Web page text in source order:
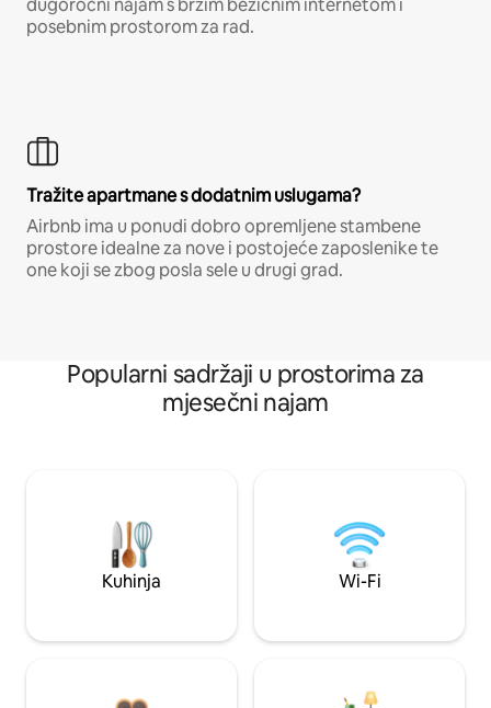
dugoročni najam s brzim bežičnim internetom i
posebnim prostorom za rad.
Tražite apartmane s dodatnim uslugama?
Airbnb ima u ponudi dobro opremljene stambene
prostore idealne za nove i postojeće zaposlenike te
one koji se zbog posla sele u drugi grad.
Popularni sadržaji u prostorima za
mjesečni najam
Kuhinja Wi-Fi